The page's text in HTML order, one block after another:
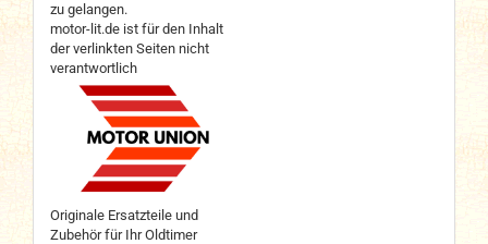
zu gelangen.
motor-lit.de ist für den Inhalt
der verlinkten Seiten nicht
verantwortlich
Originale Ersatzteile und
Zubehör für Ihr Oldtimer